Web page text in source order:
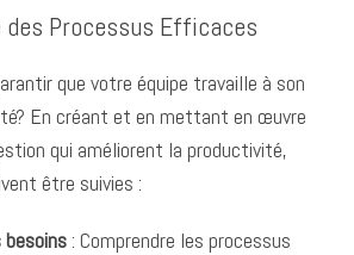
Processus Efficaces
que votre équipe travaille à son
En créant et en mettant en œuvre
qui améliorent la productivité,
être suivies :
: Comprendre les processus